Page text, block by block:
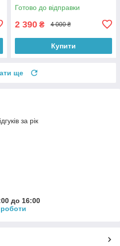
Готово до відправки
2 390 ₴ 4 000 ₴
Купити
ще
за рік
до 16:00